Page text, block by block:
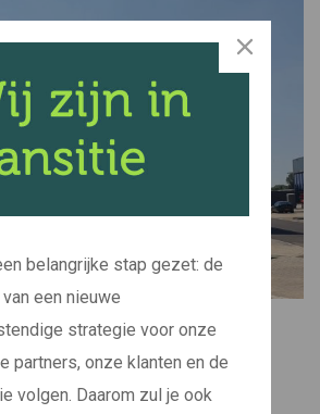
FASE 3 & 4
BOUWJAAR
belangrijke stap gezet: de
een nieuwe
strategie voor onze
partners, onze klanten en de
volgen. Daarom zul je ook